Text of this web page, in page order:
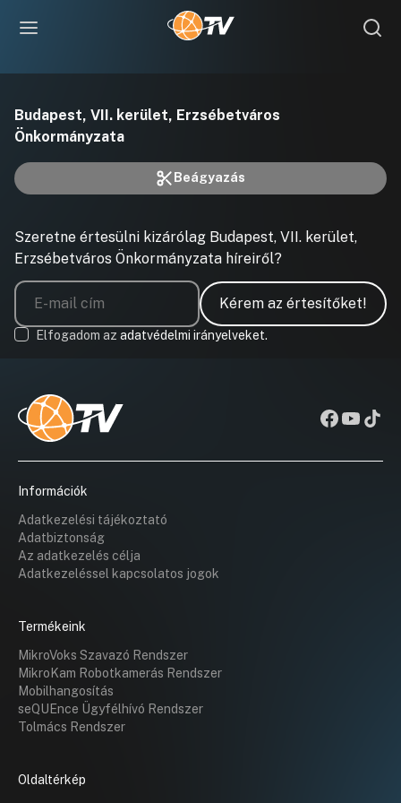
window.
vagy a formátuma nem támogatott.
Budapest, VII. kerület, Erzsébetváros
Önkormányzata
Beágyazás
Szeretne értesülni kizárólag Budapest, VII. kerület,
Erzsébetváros Önkormányzata híreiről?
Kérem az értesítőket!
Elfogadom az adatvédelmi irányelveket.
Információk
Adatkezelési tájékoztató
Adatbiztonság
Az adatkezelés célja
Adatkezeléssel kapcsolatos jogok
Termékeink
MikroVoks Szavazó Rendszer
MikroKam Robotkamerás Rendszer
Mobilhangosítás
seQUEnce Ügyfélhívó Rendszer
Tolmács Rendszer
Oldaltérkép